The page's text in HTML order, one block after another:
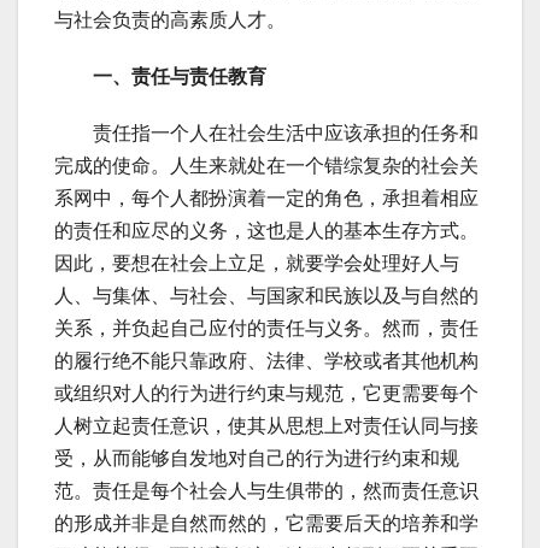
与社会负责的高素质人才。
一、责任与责任教育
责任指一个人在社会生活中应该承担的任务和
完成的使命。人生来就处在一个错综复杂的社会关
系网中，每个人都扮演着一定的角色，承担着相应
的责任和应尽的义务，这也是人的基本生存方式。
因此，要想在社会上立足，就要学会处理好人与
人、与集体、与社会、与国家和民族以及与自然的
关系，并负起自己应付的责任与义务。然而，责任
的履行绝不能只靠政府、法律、学校或者其他机构
或组织对人的行为进行约束与规范，它更需要每个
人树立起责任意识，使其从思想上对责任认同与接
受，从而能够自发地对自己的行为进行约束和规
范。责任是每个社会人与生俱带的，然而责任意识
的形成并非是自然而然的，它需要后天的培养和学